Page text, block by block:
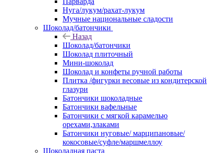
Нуга/лукум/рахат-лукум
Мучные национальные сладости
Шоколад/батончики
Назад
Шоколад/батончики
Шоколад плиточный
Мини-шоколад
Шоколад и конфеты ручной работы
Плитка /фигурки весовые из кондитерской
глазури
Батончики шоколадные
Батончики вафельные
Батончики с мягкой карамелью
орехами,злаками
Батончики нуговые/ марципановые/
кокосовые/суфле/маршмеллоу
Шоколадная паста